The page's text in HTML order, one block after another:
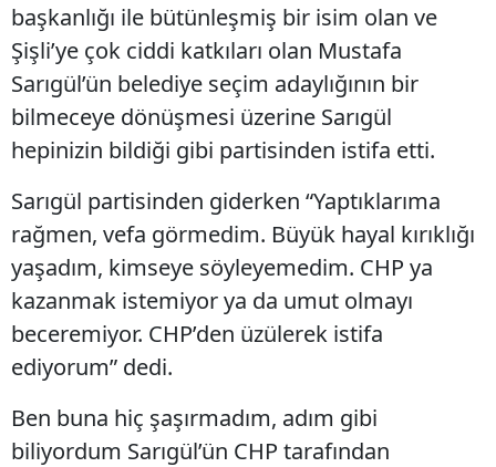
başkanlığı ile bütünleşmiş bir isim olan ve
Şişli’ye çok ciddi katkıları olan Mustafa
Sarıgül’ün belediye seçim adaylığının bir
bilmeceye dönüşmesi üzerine Sarıgül
hepinizin bildiği gibi partisinden istifa etti.
Sarıgül partisinden giderken “Yaptıklarıma
rağmen, vefa görmedim. Büyük hayal kırıklığı
yaşadım, kimseye söyleyemedim. CHP ya
kazanmak istemiyor ya da umut olmayı
beceremiyor. CHP’den üzülerek istifa
ediyorum” dedi.
Ben buna hiç şaşırmadım, adım gibi
biliyordum Sarıgül’ün CHP tarafından